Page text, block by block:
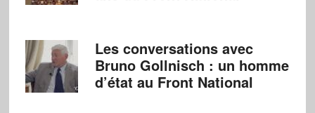
Les conversations avec
Bruno Gollnisch : un homme
d’état au Front National